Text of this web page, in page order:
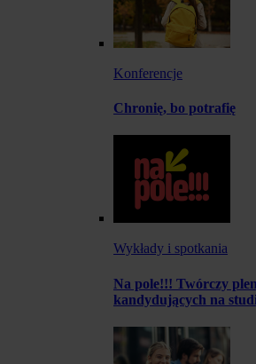
Konferencje
Chronię, bo potrafię
Wykłady i spotkania
Na pole!!! Twórczy
kandydujących na